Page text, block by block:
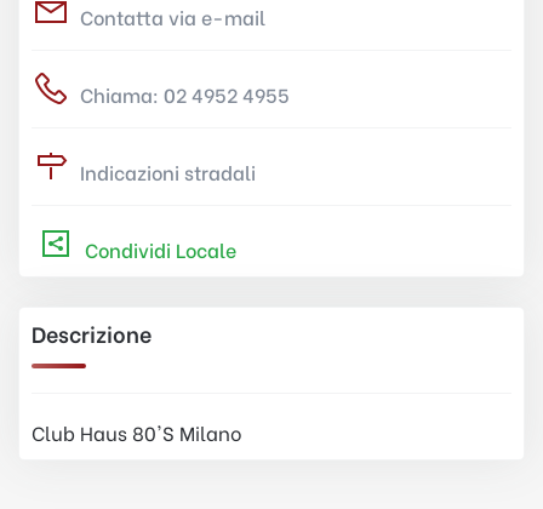
Contatta via e-mail
Chiama: 02 4952 4955
Indicazioni stradali
Condividi Locale
Descrizione
Club Haus 80'S Milano